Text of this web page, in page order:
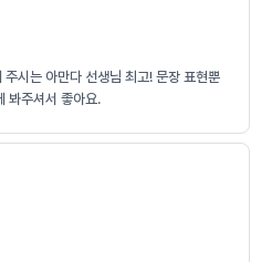
시는 아만다 선생님 최고! 문장 표현뿐
봐주셔서 좋아요.